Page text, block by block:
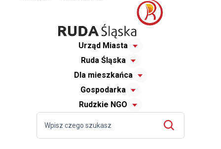
Urząd Miasta
Ruda Śląska
Dla mieszkańca
Gospodarka
Rudzkie NGO